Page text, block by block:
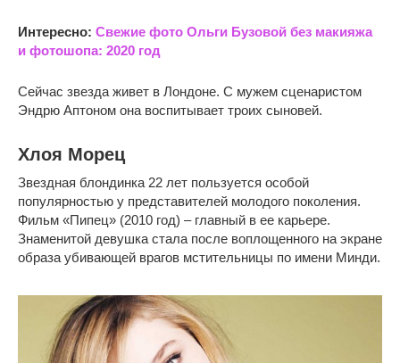
Интересно: Свежие фото Ольги Бузовой без макияжа
и фотошопа: 2020 год
Сейчас звезда живет в Лондоне. С мужем сценаристом
Эндрю Аптоном она воспитывает троих сыновей.
Хлоя Морец
Звездная блондинка 22 лет пользуется особой
популярностью у представителей молодого поколения.
Фильм «Пипец» (2010 год) – главный в ее карьере.
Знаменитой девушка стала после воплощенного на экране
образа убивающей врагов мстительницы по имени Минди.